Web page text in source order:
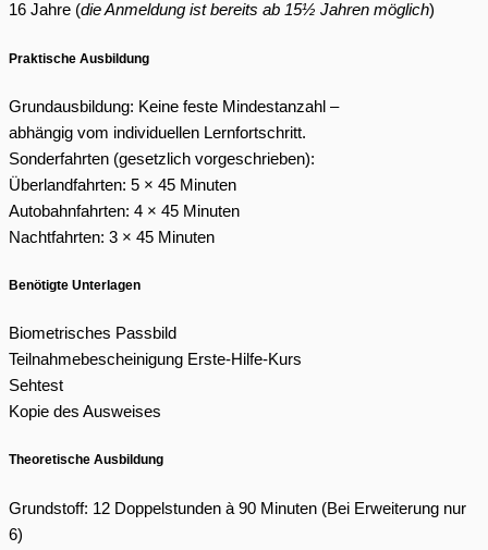
16 Jahre (die Anmeldung ist bereits ab 15½ Jahren möglich)
Praktische Ausbildung
Grundausbildung: Keine feste Mindestanzahl –
abhängig vom individuellen Lernfortschritt.
Sonderfahrten (gesetzlich vorgeschrieben):
Überlandfahrten: 5 × 45 Minuten
Autobahnfahrten: 4 × 45 Minuten
Nachtfahrten: 3 × 45 Minuten
Benötigte Unterlagen
Biometrisches Passbild
Teilnahmebescheinigung Erste-Hilfe-Kurs
Sehtest
Kopie des Ausweises
Theoretische Ausbildung
Grundstoff: 12 Doppelstunden à 90 Minuten (Bei Erweiterung nur
6)